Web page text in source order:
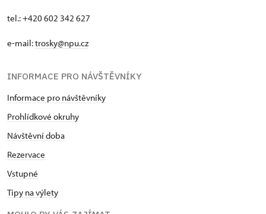
tel.: +420 602 342 627
e-mail:trosky@npu.cz
INFORMACE PRO NÁVŠTĚVNÍKY
Informace pro návštěvníky
Prohlídkové okruhy
Návštěvní doba
Rezervace
Vstupné
Tipy na výlety